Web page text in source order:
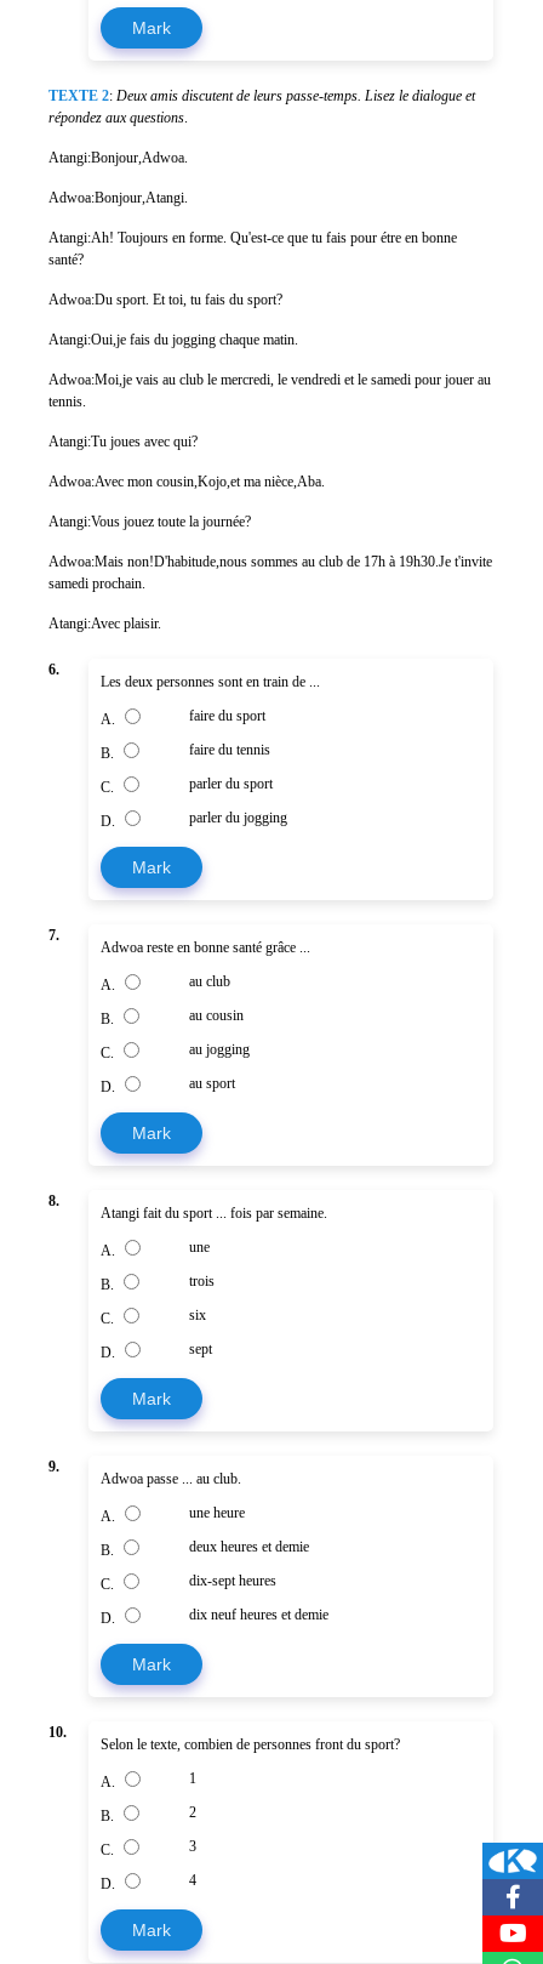
Mark
TEXTE 2: Deux amis discutent de leurs passe-temps. Lisez le dialogue et
répondez aux questions.
Atangi:Bonjour,Adwoa.
Adwoa:Bonjour,Atangi.
Atangi:Ah! Toujours en forme. Qu'est-ce que tu fais pour étre en bonne
santé?
Adwoa:Du sport. Et toi, tu fais du sport?
Atangi:Oui,je fais du jogging chaque matin.
Adwoa:Moi,je vais au club le mercredi, le vendredi et le samedi pour jouer au
tennis.
Atangi:Tu joues avec qui?
Adwoa:Avec mon cousin,Kojo,et ma nièce,Aba.
Atangi:Vous jouez toute la journée?
Adwoa:Mais non!D'habitude,nous sommes au club de 17h à 19h30.Je t'invite
samedi prochain.
Atangi:Avec plaisir.
6.
Les deux personnes sont en train de ...
A. faire du sport
B. faire du tennis
C. parler du sport
D. parler du jogging
Mark
7.
Adwoa reste en bonne santé grâce ...
A. au club
B. au cousin
C. au jogging
D. au sport
Mark
8.
Atangi fait du sport ... fois par semaine.
A. une
B. trois
C. six
D. sept
Mark
9.
Adwoa passe ... au club.
A. une heure
B. deux heures et demie
C. dix-sept heures
D. dix neuf heures et demie
Mark
10.
Selon le texte, combien de personnes front du sport?
A. 1
B. 2
C. 3
D. 4
Mark